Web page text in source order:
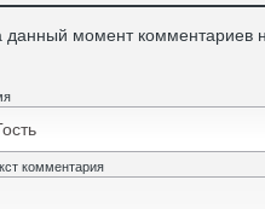
данный момент комментариев
комментария